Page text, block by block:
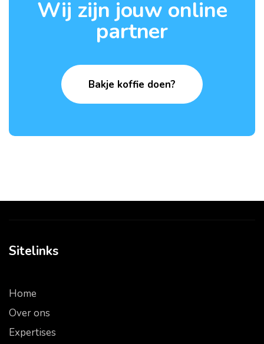
Wij zijn jouw online
partner
Bakje koffie doen?
Sitelinks
Home
Over ons
Expertises